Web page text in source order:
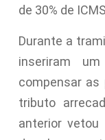
de 30% de
Durante a
inseriram
compensar as
tributo
anterior vetou